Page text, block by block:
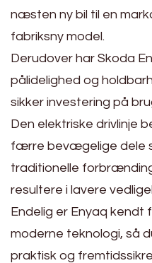
næsten ny bil til en
fabriksny model.
Derudover har Skoda
pålidelighed og
sikker investering på
Den elektriske drivlinje
færre bevægelige dele
traditionelle
resultere i lavere
Endelig er Enyaq kendt
moderne teknologi, så
praktisk og